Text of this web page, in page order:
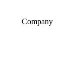
Company